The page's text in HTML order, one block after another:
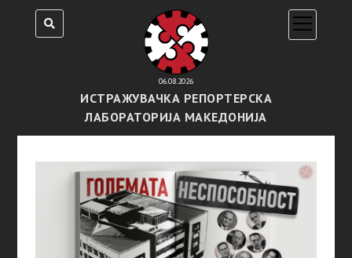
06.08.2026
ИСТРАЖУВАЧКА РЕПОРТЕРСКА
ЛАБОРАТОРИЈА МАКЕДОНИЈА
open
menu